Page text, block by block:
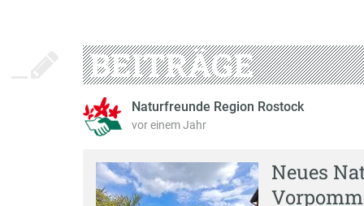
BEITRÄGE
Naturfreunde Region Rostock
vor einem Jahr
Neues